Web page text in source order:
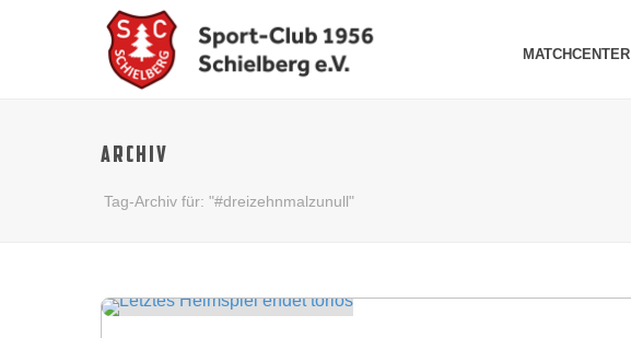
MATCHCENTER
ARCHIV
Tag-Archiv für: "#dreizehnmalzunull"